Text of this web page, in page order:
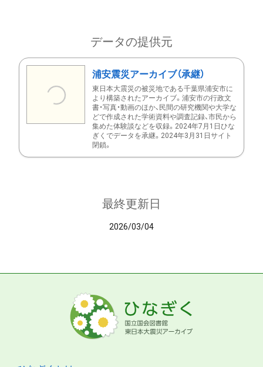
データの提供元
浦安震災アーカイブ（承継）
東日本大震災の被災地である千葉県浦安市に
より構築されたアーカイブ。浦安市の行政文
書・写真・動画のほか、民間の研究機関や大学な
どで作成された学術資料や調査記録、市民から
集めた体験談などを収録。2024年7月1日ひな
ぎくでデータを承継。2024年3月31日サイト
閉鎖。
最終更新日
2026/03/04